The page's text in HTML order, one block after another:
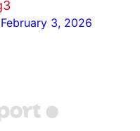
February 3, 2026